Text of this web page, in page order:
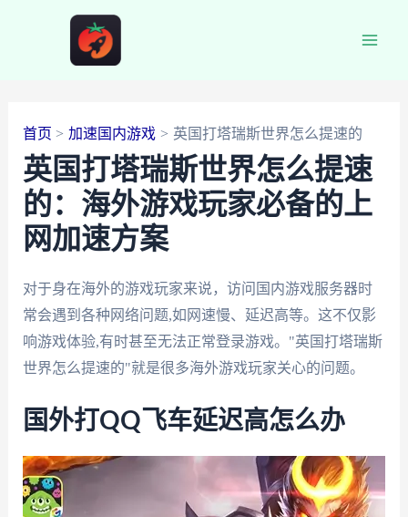
首页 加速国内游戏 英国打塔瑞斯世界怎么提速的
英国打塔瑞斯世界怎么提速
的：海外游戏玩家必备的上
网加速方案
对于身在海外的游戏玩家来说，访问国内游戏服务器时
常会遇到各种网络问题,如网速慢、延迟高等。这不仅影
响游戏体验,有时甚至无法正常登录游戏。"英国打塔瑞斯
世界怎么提速的"就是很多海外游戏玩家关心的问题。
国外打QQ飞车延迟高怎么办